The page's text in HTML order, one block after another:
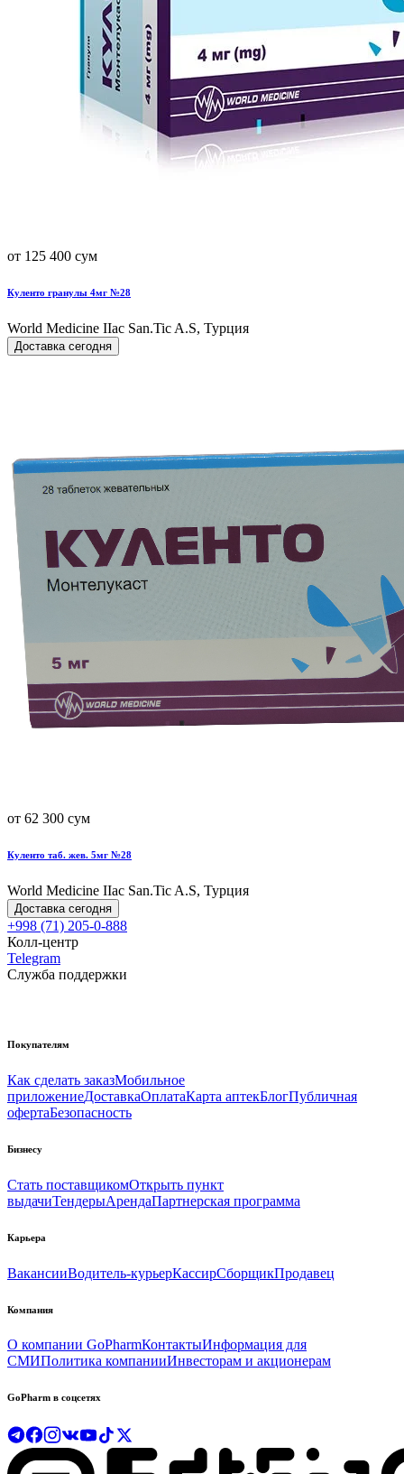
от 125 400 сум
Куленто гранулы 4мг №28
World Мedicine IIac San.Tic A.S, Турция
Доставка сегодня
от 62 300 сум
Куленто таб. жев. 5мг №28
World Мedicine IIac San.Tic A.S, Турция
Доставка сегодня
+998 (71) 205-0-888
Колл-центр
Telegram
Служба поддержки
Покупателям
Как сделать заказМобильное
приложениеДоставкаОплатаКарта аптекБлогПубличная
офертаБезопасность
Бизнесу
Стать поставщикомОткрыть пункт
выдачиТендерыАрендаПартнерская программа
Карьера
ВакансииВодитель-курьерКассирСборщикПродавец
Компания
О компании GoPharmКонтактыИнформация для
СМИПолитика компанииИнвесторам и акционерам
GoPharm в соцсетях